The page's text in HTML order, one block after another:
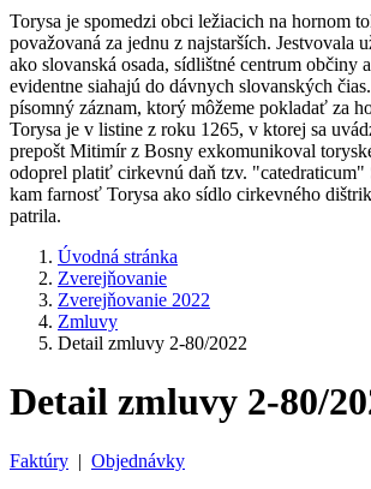
Torysa je spomedzi obci ležiacich na hornom
považovaná za jednu z najstarších. Jestvovala
ako slovanská osada, sídlištné centrum občiny
evidentne siahajú do dávnych slovanských
písomný záznam, ktorý môžeme pokladať za
Torysa je v listine z roku 1265, v ktorej sa
prepošt Mitimír z Bosny exkomunikoval
odoprel platiť cirkevnú daň tzv. "catedraticum"
kam farnosť Torysa ako sídlo cirkevného
patrila.
Úvodná stránka
Zverejňovanie
Zverejňovanie 2022
Zmluvy
Detail zmluvy 2-80/2022
Detail zmluvy 2-80/
Faktúry | Objednávky